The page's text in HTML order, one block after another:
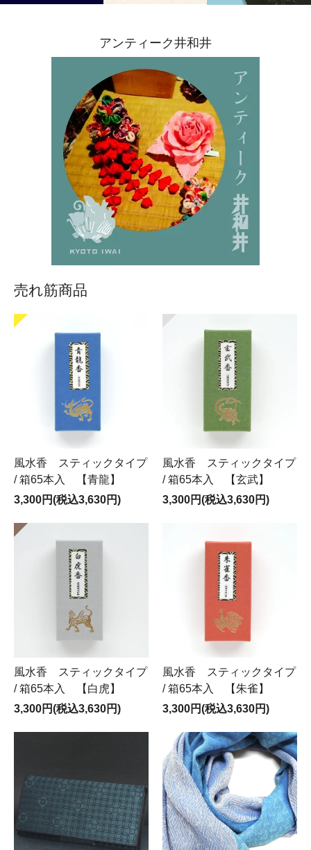
アンティーク井和井
売れ筋商品
風水香 スティックタイプ
/ 箱65本入 【青龍】
3,300円(税込3,630円)
風水香 スティックタイプ
/ 箱65本入 【玄武】
3,300円(税込3,630円)
風水香 スティックタイプ
/ 箱65本入 【白虎】
3,300円(税込3,630円)
風水香 スティックタイプ
/ 箱65本入 【朱雀】
3,300円(税込3,630円)